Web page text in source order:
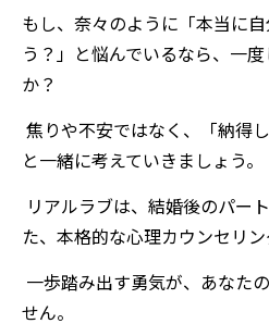
もし、奈々のように「本当に
う？」と悩んでいるなら、一
か？
焦りや不安ではなく、「納得
と一緒に考えていきましょう。
リアルラブは、結婚後のパー
た、本格的な心理カウンセリン
一歩踏み出す勇気が、あなた
せん。